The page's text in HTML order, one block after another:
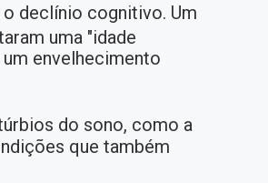
declínio cognitivo. Um
uma "idade
envelhecimento
do sono, como a
que também